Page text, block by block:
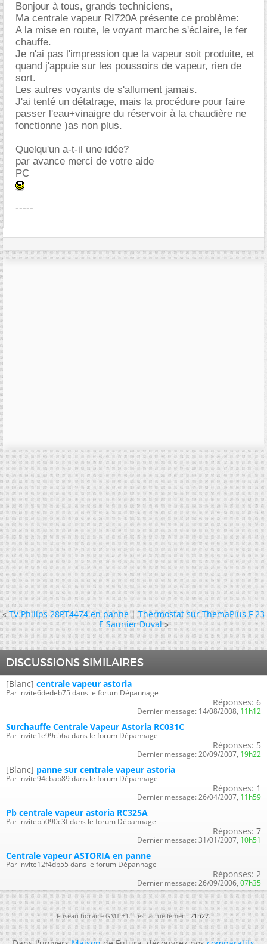
Bonjour à tous, grands techniciens,
Ma centrale vapeur RI720A présente ce problème:
A la mise en route, le voyant marche s'éclaire, le fer
chauffe.
Je n'ai pas l'impression que la vapeur soit produite, et
quand j'appuie sur les poussoirs de vapeur, rien de
sort.
Les autres voyants de s'allument jamais.
J'ai tenté un détatrage, mais la procédure pour faire
passer l'eau+vinaigre du réservoir à la chaudière ne
fonctionne )as non plus.
Quelqu'un a-t-il une idée?
par avance merci de votre aide
PC
-----
« TV Philips 28PT4474 en panne|Thermostat sur ThemaPlus F 23
E Saunier Duval »
DISCUSSIONS SIMILAIRES
[Blanc] centrale vapeur astoria
Par invite6dedeb75 dans le forum Dépannage
Réponses: 6
Dernier message: 14/08/2008, 11h12
Surchauffe Centrale Vapeur Astoria RC031C
Par invite1e99c56a dans le forum Dépannage
Réponses: 5
Dernier message: 20/09/2007, 19h22
[Blanc] panne sur centrale vapeur astoria
Par invite94cbab89 dans le forum Dépannage
Réponses: 1
Dernier message: 26/04/2007, 11h59
Pb centrale vapeur astoria RC325A
Par inviteb5090c3f dans le forum Dépannage
Réponses: 7
Dernier message: 31/01/2007, 10h51
Centrale vapeur ASTORIA en panne
Par invite12f4db55 dans le forum Dépannage
Réponses: 2
Dernier message: 26/09/2006, 07h35
Fuseau horaire GMT +1. Il est actuellement21h27.